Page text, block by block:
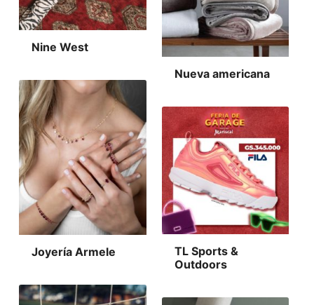
Nine West
Nueva americana
Joyería Armele
TL Sports &
Outdoors